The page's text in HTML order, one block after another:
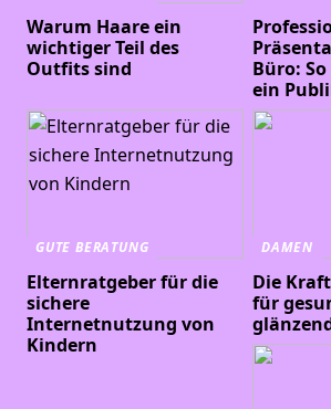
Warum Haare ein
wichtiger Teil des
Outfits sind
Büro:
ein
GUTE BERATUNG
Elternratgeber für die
sichere
Internetnutzung von
Kindern
DAMEN
Die
für